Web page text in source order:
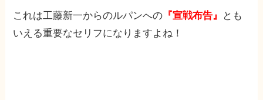
これは工藤新一からのルパンへの 『宣戦布告』
とも
いえる重要なセリフになりますよね！